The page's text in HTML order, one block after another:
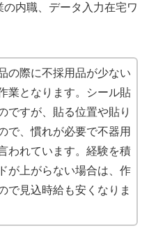
内職、データ入力在宅ワ
の際に不採用品が少ない
業となります。シール貼
ですが、貼る位置や貼り
で、慣れが必要で不器用
われています。経験を積
が上がらない場合は、作
で見込時給も安くなりま